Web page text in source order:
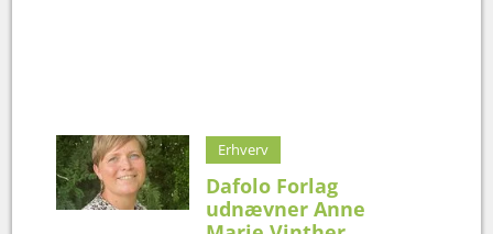
Erhverv
Dafolo Forlag
udnævner Anne